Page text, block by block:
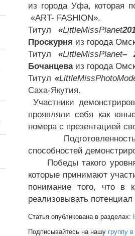
из города Уфа, которая
«ART- FASHION».
Титул «LittleMissPlanet
Проскурня из города
Титул «LittleMissPlanet–
Бочанцева из города
Титул «LittleMissPhoto
Саха-Якутия.
Участники
проявляли себя как
номера с презентацией
Подготовленность
способностей
Победы такого уровня
которые принимают
понимание того, что в
реализовывать
Статья опубликована в разделах:
Подписывайтесь на нашу группу